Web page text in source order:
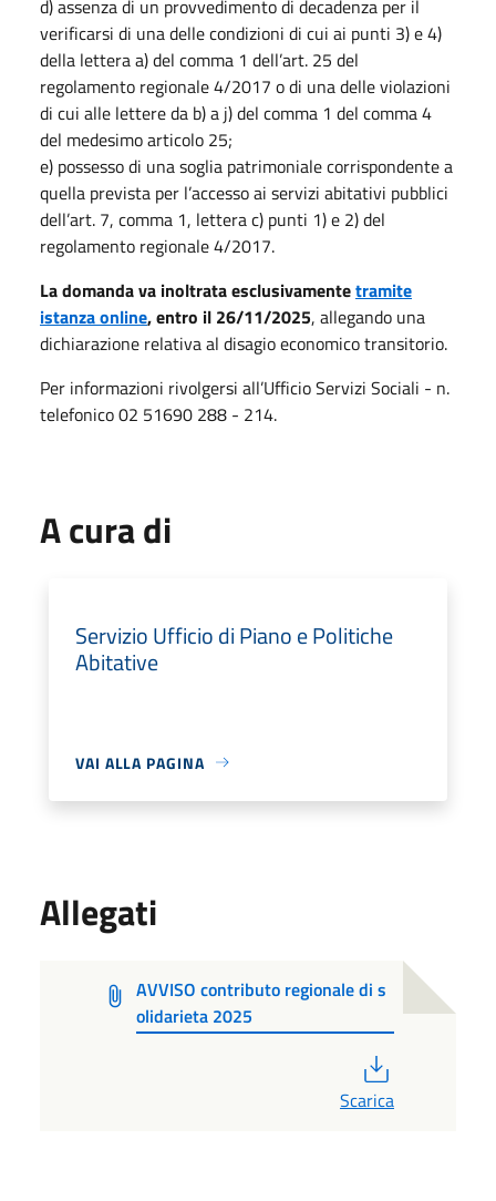
d) assenza di un provvedimento di decadenza per il
verificarsi di una delle condizioni di cui ai punti 3) e 4)
della lettera a) del comma 1 dell’art. 25 del
regolamento regionale 4/2017 o di una delle violazioni
di cui alle lettere da b) a j) del comma 1 del comma 4
del medesimo articolo 25;
e) possesso di una soglia patrimoniale corrispondente a
quella prevista per l’accesso ai servizi abitativi pubblici
dell’art. 7, comma 1, lettera c) punti 1) e 2) del
regolamento regionale 4/2017.
La domanda va inoltrata esclusivamentetramite
istanza online, entro il 26/11/2025, allegando una
dichiarazione relativa al disagio economico transitorio.
Per informazioni rivolgersi all’Ufficio Servizi Sociali - n.
telefonico 02 51690 288 - 214.
A cura di
Servizio Ufficio di Piano e Politiche
Abitative
VAI ALLA PAGINA
Allegati
AVVISO contributo regionale di s
olidarieta 2025
Scarica